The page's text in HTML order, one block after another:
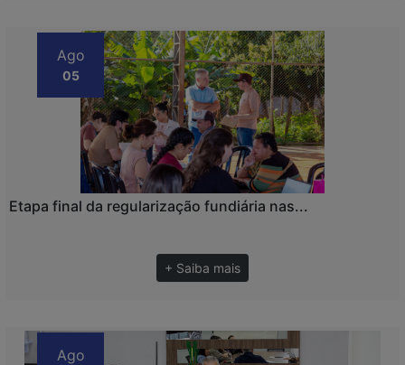
Ago
05
Etapa final da regularização fundiária nas...
+ Saiba mais
Ago